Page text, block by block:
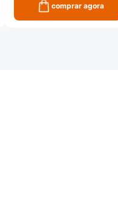
comprar agora